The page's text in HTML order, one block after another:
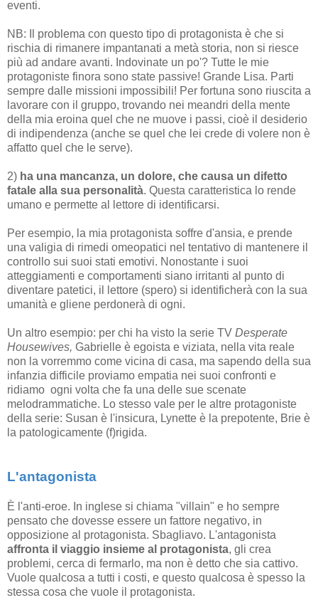
eventi.
NB: Il problema con questo tipo di protagonista è che si
rischia di rimanere impantanati a metà storia, non si riesce
più ad andare avanti. Indovinate un po'? Tutte le mie
protagoniste finora sono state passive! Grande Lisa. Parti
sempre dalle missioni impossibili! Per fortuna sono riuscita a
lavorare con il gruppo, trovando nei meandri della mente
della mia eroina quel che ne muove i passi, cioè il desiderio
di indipendenza (anche se quel che lei crede di volere non è
affatto quel che le serve).
2) ha una mancanza, un dolore, che causa un difetto
fatale alla sua personalità. Questa caratteristica lo rende
umano e permette al lettore di identificarsi.
Per esempio, la mia protagonista soffre d'ansia, e prende
una valigia di rimedi omeopatici nel tentativo di mantenere il
controllo sui suoi stati emotivi. Nonostante i suoi
atteggiamenti e comportamenti siano irritanti al punto di
diventare patetici, il lettore (spero) si identificherà con la sua
umanità e gliene perdonerà di ogni.
Un altro esempio: per chi ha visto la serie TV Desperate
Housewives, Gabrielle è egoista e viziata, nella vita reale
non la vorremmo come vicina di casa, ma sapendo della sua
infanzia difficile proviamo empatia nei suoi confronti e
ridiamo ogni volta che fa una delle sue scenate
melodrammatiche. Lo stesso vale per le altre protagoniste
della serie: Susan è l'insicura, Lynette è la prepotente, Brie è
la patologicamente (f)rigida.
L'antagonista
È l'anti-eroe. In inglese si chiama "villain" e ho sempre
pensato che dovesse essere un fattore negativo, in
opposizione al protagonista. Sbagliavo. L'antagonista
affronta il viaggio insieme al protagonista, gli crea
problemi, cerca di fermarlo, ma non è detto che sia cattivo.
Vuole qualcosa a tutti i costi, e questo qualcosa è spesso la
stessa cosa che vuole il protagonista.